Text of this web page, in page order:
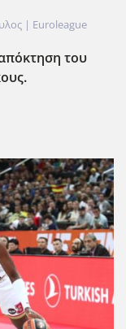
| Euroleague
του